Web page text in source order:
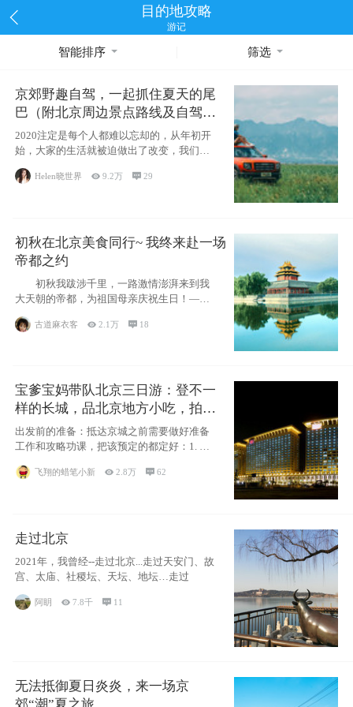
目的地攻略
游记
智能排序 筛选
京郊野趣自驾，一起抓住夏天的尾
巴（附北京周边景点路线及自驾攻
略）
2020注定是每个人都难以忘却的，从年初开
始，大家的生活就被迫做出了改变，我们也
不例外。本来双双辞职是为
Helen晓世界 9.2万 29
初秋在北京美食同行~ 我终来赴一场
帝都之约
初秋我跋涉千里，一路激情澎湃来到我
大天朝的帝都，为祖国母亲庆祝生日！——
古道麻衣客 2.1万  18
宝爹宝妈带队北京三日游：登不一
样的长城，品北京地方小吃，拍盘
古七星夜景！
出发前的准备：抵达京城之前需要做好准备
工作和攻略功课，把该预定的都定好：1. 酒
飞翔的蜡笔小新 2.8万 62
走过北京
2021年，我曾经--走过北京...走过天安门、故
宫、太庙、社稷坛、天坛、地坛…走过
阿眀 7.8千  11
无法抵御夏日炎炎，来一场京